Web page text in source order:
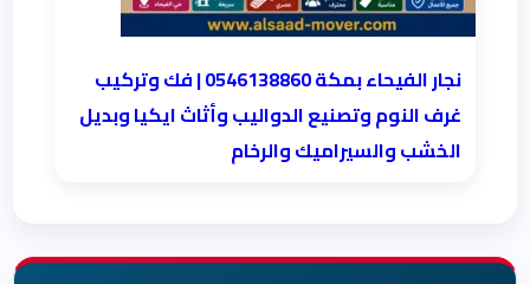
نجار الفيحاء بمكة 0546138860⁩ | فك وتركيب
غرف النوم وتصنيع الدواليب وأثاث ايكيا وبديل
الخشب والسيراميك والرخام